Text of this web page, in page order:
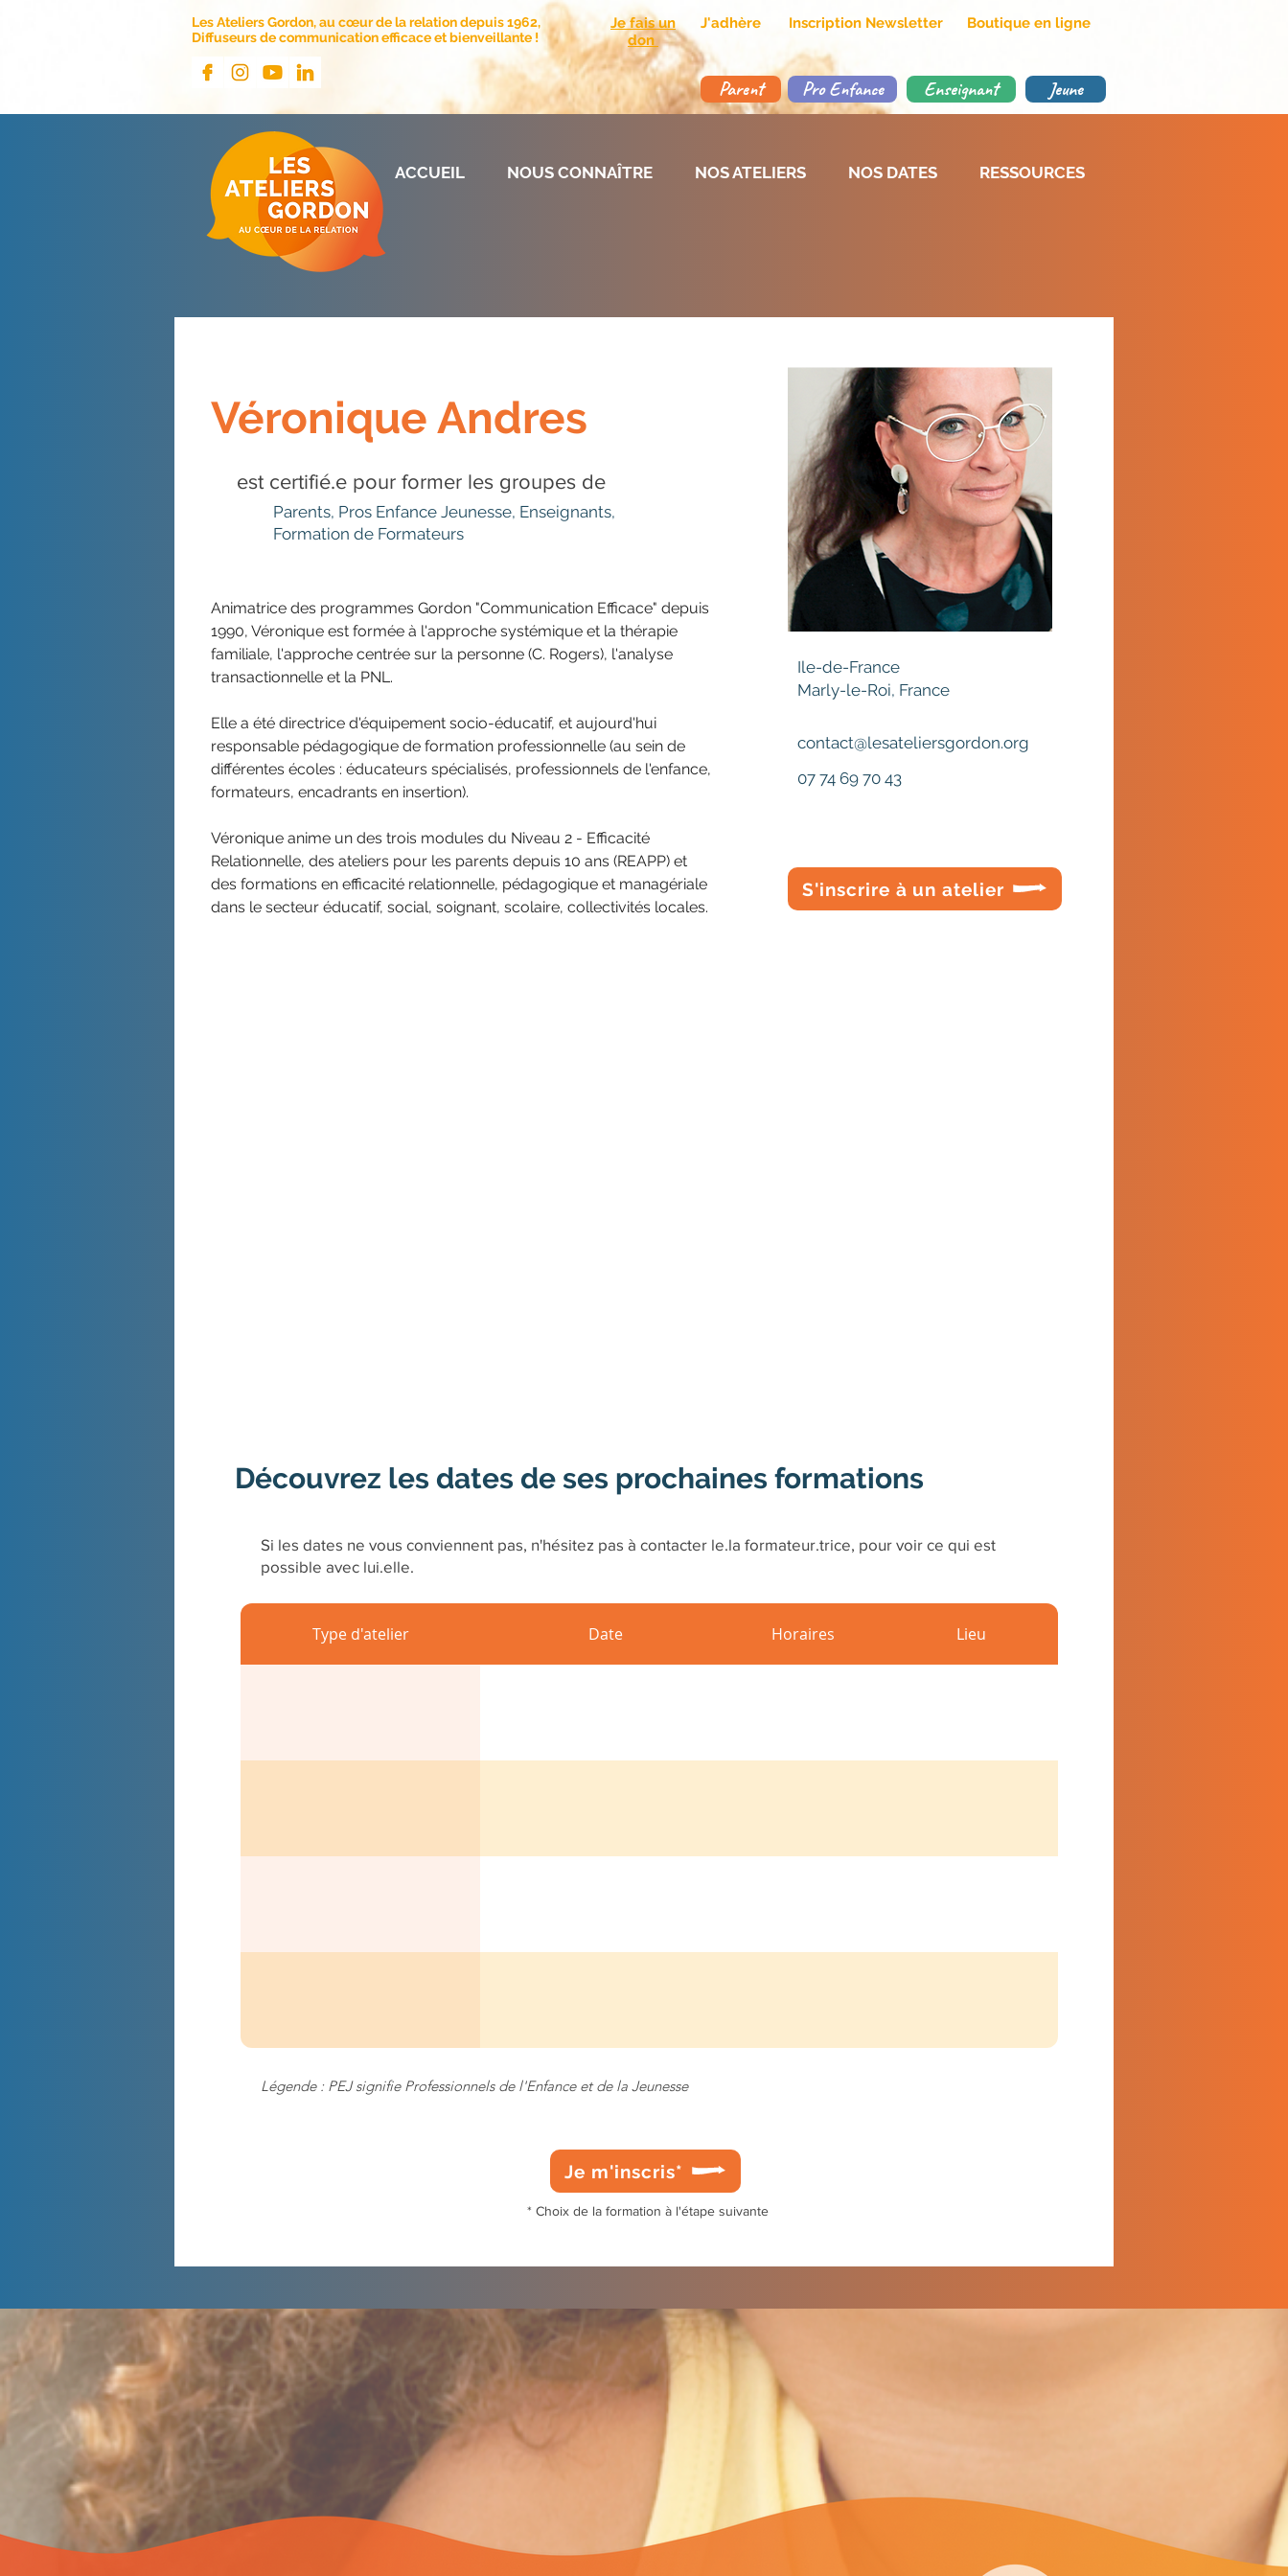
Les Ateliers Gordon, au cœur de la relation depuis 1962,
Diffuseurs de communication efficace et bienveillante !
Je fais un
don
J'adhère Inscription Newsletter Boutique en ligne
Parent Pro Enfance Enseignant Jeune
Véronique Andres
est certifié.e pour former les groupes de
Parents, Pros Enfance Jeunesse, Enseignants,
Formation de Formateurs
Ile-de-France
Animatrice des programmes Gordon "Communication Efficace" depuis
1990, Véronique est formée à l'approche systémique et la thérapie
familiale, l'approche centrée sur la personne (C. Rogers), l'analyse
transactionnelle et la PNL.
Elle a été directrice d'équipement socio-éducatif, et aujourd'hui
responsable pédagogique de formation professionnelle (au sein de
différentes écoles : éducateurs spécialisés, professionnels de l'enfance,
formateurs, encadrants en insertion).
Véronique anime un des trois modules du Niveau 2 - Efficacité
Relationnelle, des ateliers pour les parents depuis 10 ans (REAPP) et
des formations en efficacité relationnelle, pédagogique et managériale
dans le secteur éducatif, social, soignant, scolaire, collectivités locales.
Ile-de-France
Marly-le-Roi, France
contact@lesateliersgordon.org
07 74 69 70 43
S'inscrire à un atelier
Découvrez les dates de ses prochaines formations
Si les dates ne vous conviennent pas, n'hésitez pas à contacter le.la formateur.trice, pour voir ce qui est
possible avec lui.elle.
Type d'atelier Date Horaires Lieu
Légende : PEJ signifie Professionnels de l'Enfance et de la Jeunesse
Je m'inscris*
* Choix de la formation à l'étape suivante
ACCUEIL NOUS CONNAÎTRE NOS ATELIERS NOS DATES RESSOURCES